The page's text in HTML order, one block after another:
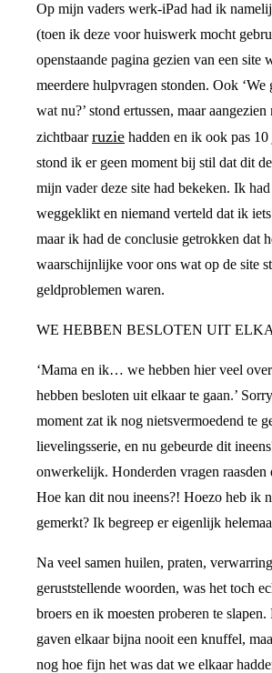
Op mijn vaders werk-iPad had ik
(toen ik deze voor huiswerk mocht
openstaande pagina gezien van een site
meerdere hulpvragen stonden. Ook ‘We
wat nu?’ stond ertussen, maar
zichtbaarruzie hadden en ik ook pas 10
stond ik er geen moment bij stil dat dit
mijn vader deze site had bekeken. Ik
weggeklikt en niemand verteld dat ik
maar ik had de conclusie getrokken dat
waarschijnlijke voor ons wat op de site
geldproblemen waren.
WE HEBBEN BESLOTEN UIT
‘Mama en ik… we hebben hier veel
hebben besloten uit elkaar te gaan.’
moment zat ik nog nietsvermoedend te
lievelingsserie, en nu gebeurde dit
onwerkelijk. Honderden vragen
Hoe kan dit nou ineens?! Hoezo heb ik
gemerkt? Ik begreep er eigenlijk
Na veel samen huilen, praten,
geruststellende woorden, was het toch
broers en ik moesten proberen te
gaven elkaar bijna nooit een knuffel,
nog hoe fijn het was dat we elkaar